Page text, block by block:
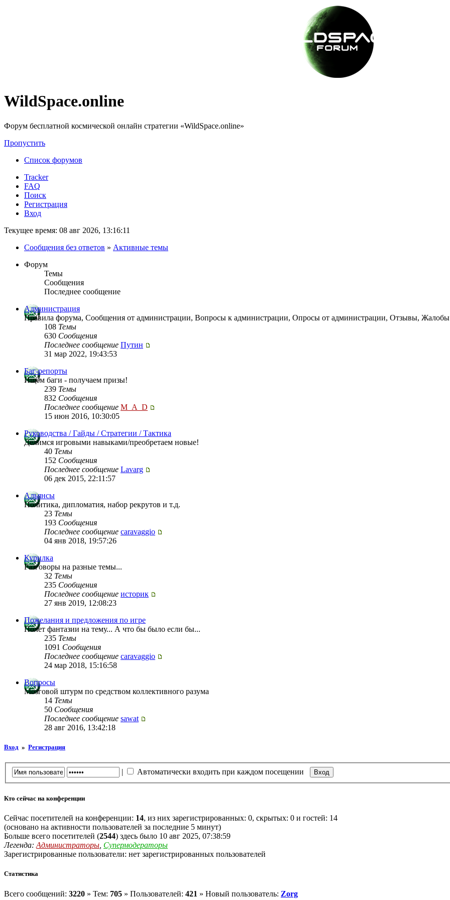
WildSpace.online
Форум бесплатной космической онлайн стратегии «WildSpace.online»
Пропустить
Список форумов
Tracker
FAQ
Поиск
Регистрация
Вход
Текущее время: 08 авг 2026, 13:16:11
Сообщения без ответов » Активные темы
Форум
Темы
Сообщения
Последнее сообщение
Администрация
Правила форума, Сообщения от администрации, Вопросы к администрации, Опросы от администрации, Отзывы, Жалобы
108 Темы
630 Сообщения
Последнее сообщение Путин
31 мар 2022, 19:43:53
Баг-репорты
Ищем баги - получаем призы!
239 Темы
832 Сообщения
Последнее сообщение M_A_D
15 июн 2016, 10:30:05
Руководства / Гайды / Стратегии / Тактика
Делимся игровыми навыками/преобретаем новые!
40 Темы
152 Сообщения
Последнее сообщение Lavarg
06 дек 2015, 22:11:57
Альянсы
Политика, дипломатия, набор рекрутов и т.д.
23 Темы
193 Сообщения
Последнее сообщение caravaggio
04 янв 2018, 19:57:26
Курилка
Разговоры на разные темы...
32 Темы
235 Сообщения
Последнее сообщение историк
27 янв 2019, 12:08:23
Пожелания и предложения по игре
Полет фантазии на тему... А что бы было если бы...
235 Темы
1091 Сообщения
Последнее сообщение caravaggio
24 мар 2018, 15:16:58
Вопросы
Мозговой штурм по средством коллективного разума
14 Темы
50 Сообщения
Последнее сообщение sawat
28 авг 2016, 13:42:18
Вход » Регистрация
| Автоматически входить при каждом посещении
Кто сейчас на конференции
Сейчас посетителей на конференции: 14, из них зарегистрированных: 0, скрытых: 0 и гостей: 14
(основано на активности пользователей за последние 5 минут)
Больше всего посетителей (2544) здесь было 10 авг 2025, 07:38:59
Легенда: Администраторы Супермодераторы
Зарегистрированные пользователи: нет зарегистрированных пользователей
Статистика
Всего сообщений: 3220 » Тем: 705 » Пользователей: 421 » Новый пользователь: Zorg